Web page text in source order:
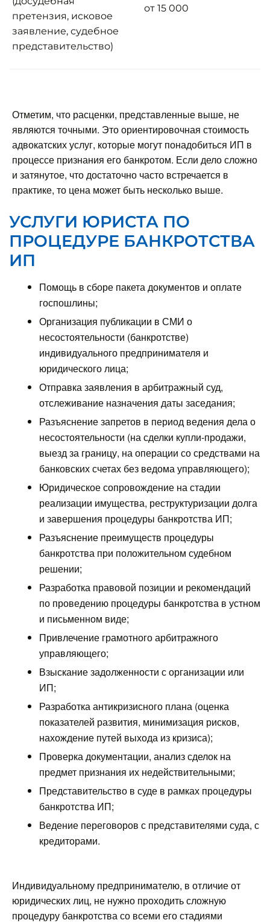
претензия, исковое
заявление, судебное
представительство)
от 15 000
Отметим, что расценки, представленные выше, не
являются точными. Это ориентировочная стоимость
адвокатских услуг, которые могут понадобиться ИП в
процессе признания его банкротом. Если дело сложно
и затянутое, что достаточно часто встречается в
практике, то цена может быть несколько выше.
УСЛУГИ ЮРИСТА ПО
ПРОЦЕДУРЕ БАНКРОТСТВА
ИП
Помощь в сборе пакета документов и оплате
госпошлины;
Организация публикации в СМИ о
несостоятельности (банкротстве)
индивидуального предпринимателя и
юридического лица;
Отправка заявления в арбитражный суд,
отслеживание назначения даты заседания;
Разъяснение запретов в период ведения дела о
несостоятельности (на сделки купли-продажи,
выезд за границу, на операции со средствами на
банковских счетах без ведома управляющего);
Юридическое сопровождение на стадии
реализации имущества, реструктуризации долга
и завершения процедуры банкротства ИП;
Разъяснение преимуществ процедуры
банкротства при положительном судебном
решении;
Разработка правовой позиции и рекомендаций
по проведению процедуры банкротства в устном
и письменном виде;
Привлечение грамотного арбитражного
управляющего;
Взыскание задолженности с организации или
ИП;
Разработка антикризисного плана (оценка
показателей развития, минимизация рисков,
нахождение путей выхода из кризиса);
Проверка документации, анализ сделок на
предмет признания их недействительными;
Представительство в суде в рамках процедуры
банкротства ИП;
Ведение переговоров с представителями суда, с
кредиторами.
Индивидуальному предпринимателю, в отличие от
юридических лиц, не нужно проходить сложную
процедуру банкротства со всеми его стадиями